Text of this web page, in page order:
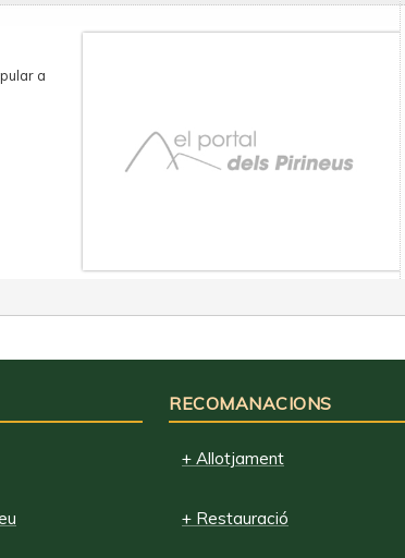
a
RECOMANACIONS
+ Allotjament
+ Restauració